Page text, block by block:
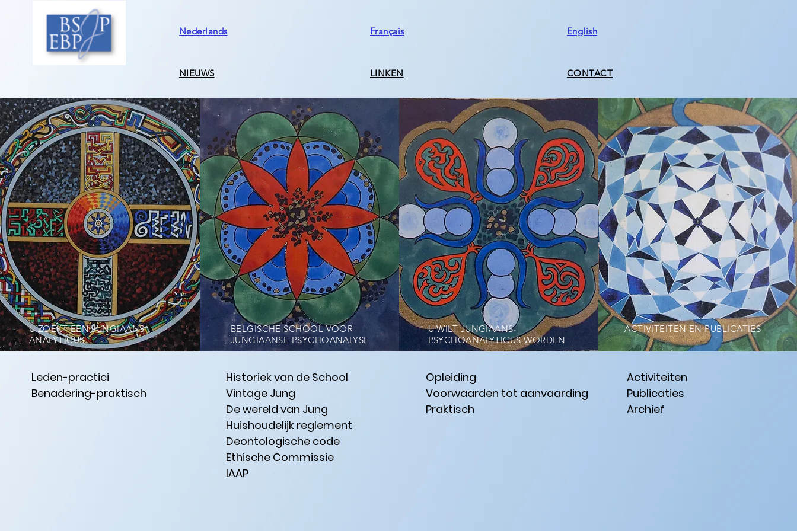
Nederlands Français English
NIEUWS LINKEN CONTACT
U ZOEKT EEN JUNGIAANS
ANALYTICUS
BELGISCHE SCHOOL VOOR
JUNGIAANSE PSYCHOANALYSE
U WILT JUNGIAANS
PSYCHOANALYTICUS WORDEN
ACTIVITEITEN EN PUBLICATIES
Leden-practici
Benadering-praktisch
Historiek van de School
Vintage Jung
De wereld van Jung
Huishoudelijk reglement
Deontologische code
Ethische Commissie
IAAP
Opleiding
Voorwaarden tot aanvaarding
Praktisch
Activiteiten
Publicaties
Archief